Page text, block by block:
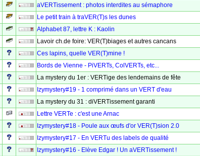
aVERTissement : photos interdites au sémaphore
Le petit train à traVER(T)s les dunes
Alphabet 87, lettre K : Kaolin
Lavoir ch.de foire: VER(T)biages et autres cancans
Ces lapins, quelle VER(T)mine !
Bords de Vienne - PiVERTs, ColVERTs, etc...
La mystery du 1er : VERTige des lendemains de fête
Izymystery#19 - 1 comprimé dans un VERT d'eau
La mystery du 31 : diVERTissement garanti
Lettre VERTe : c'est une Arnac
Izymystery#18 - Poule aux œufs d'or VER(T)sion 2.0
Izymystery#17 - En VERTu des labels de qualité
Izymystery#16 - Elève Edgar ! Un aVERTissement !